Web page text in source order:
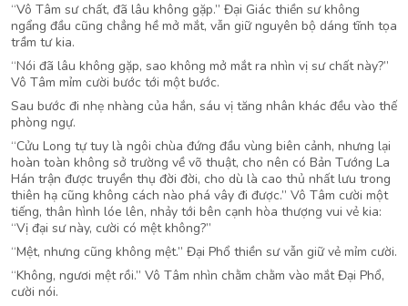
“Vô Tâm sư chất, đã lâu không gặp.” Đại Giác thiền sư không
ngẩng đầu cũng chẳng hề mở mắt, vẫn giữ nguyên bộ dáng tĩnh tọa
trầm tư kia.
“Nói đã lâu không gặp, sao không mở mắt ra nhìn vị sư chất này?”
Vô Tâm mỉm cười bước tới một bước.
Sau bước đi nhẹ nhàng của hắn, sáu vị tăng nhân khác đều vào thế
phòng ngự.
“Cửu Long tự tuy là ngôi chùa đứng đầu vùng biên cảnh, nhưng lại
hoàn toàn không sở trường về võ thuật, cho nên có Bản Tướng La
Hán trận được truyền thụ đời đời, cho dù là cao thủ nhất lưu trong
thiên hạ cũng không cách nào phá vây đi được.” Vô Tâm cười một
tiếng, thân hình lóe lên, nhảy tới bên cạnh hòa thượng vui vẻ kia:
“Vị đại sư này, cười có mệt không?”
“Mệt, nhưng cũng không mệt.” Đại Phổ thiền sư vẫn giữ vẻ mỉm cười.
“Không, ngươi mệt rồi.” Vô Tâm nhìn chằm chằm vào mắt Đại Phổ,
cười nói.